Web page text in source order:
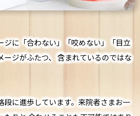
ジに「合わない」「咬めない」「目立
ージがふたつ、 含まれているのではな
段に進歩しています。来院者さまお一